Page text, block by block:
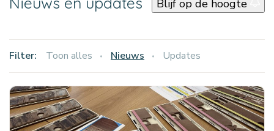
Blijf op de hoogte
Filter: Toon alles Nieuws Updates